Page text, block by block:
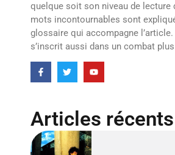
quelque soit son niveau de lecture
mots incontournables sont
glossaire qui accompagne
s’inscrit aussi dans un combat
Articles récents